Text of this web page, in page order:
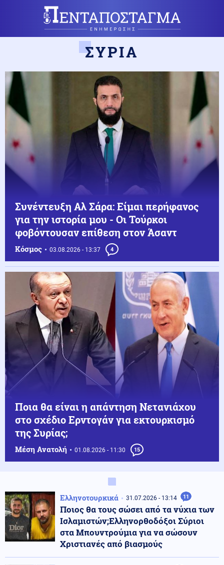
ΣΥΡΙΑ
Κόσμος 03.08.2026 - 13:37 4
Συνέντευξη Αλ Σάρα: Είμαι περήφανος
για την ιστορία μου - Οι Τούρκοι
φοβόντουσαν επίθεση στον Άσαντ
Μέση Ανατολή 01.08.2026 - 11:30 15
Ποια θα είναι η απάντηση Νετανιάχου
στο σχέδιο Ερντογάν για εκτουρκισμό
της Συρίας;
Ελληνοτουρκικά 31.07.2026 - 13:14 11
Ποιος θα τους σώσει από τα νύχια των
Ισλαμιστών;Ελληνορθοδόξοι Σύριοι
στα Μπουντρούμια για να σώσουν
Χριστιανές από βιασμούς